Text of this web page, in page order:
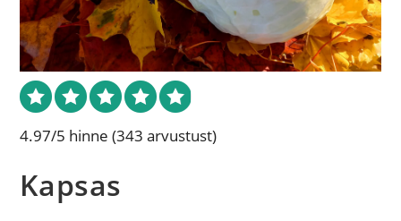
4.97/5 hinne (343 arvustust)
Kapsas